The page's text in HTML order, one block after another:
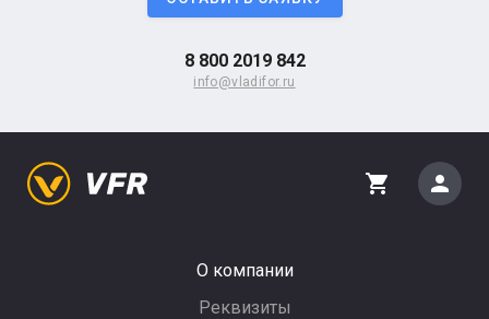
8 800 2019 842
info@vladifor.ru
О компании
Реквизиты
shopping_cart person